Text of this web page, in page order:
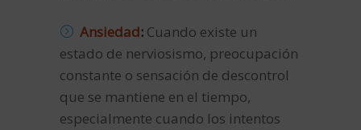
Ansiedad: Cuando existe un
estado de nerviosismo, preocupación
constante o sensación de descontrol
que se mantiene en el tiempo,
especialmente cuando los intentos